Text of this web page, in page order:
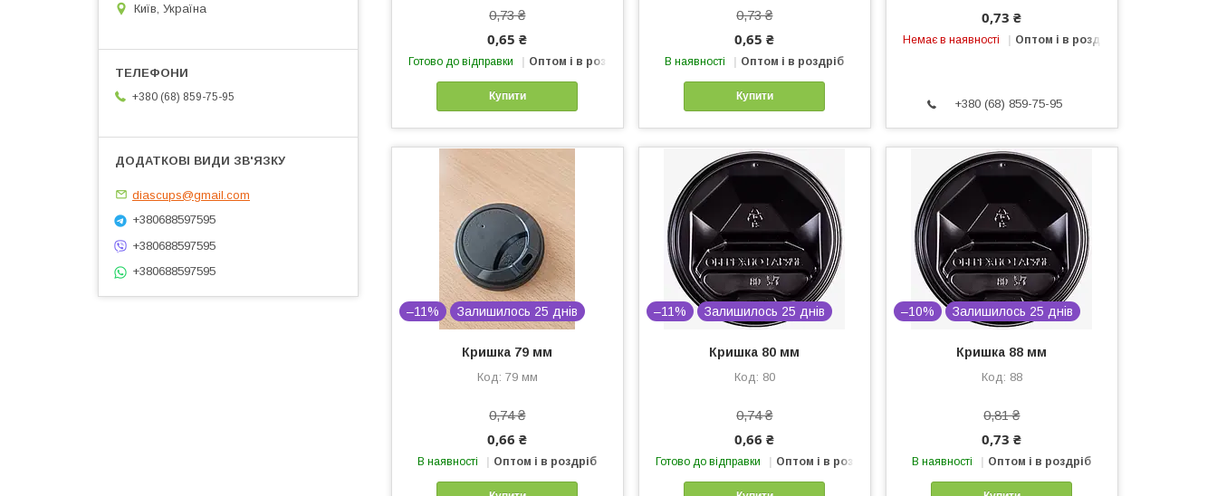
0,73 ₴
0,65 ₴
Готово до відправки Оптом і в роздріб
Купити
0,73 ₴
0,65 ₴
В наявності Оптом і в роздріб
Купити
0,73 ₴
Немає в наявності Оптом і в роздріб
+380 (68) 859-75-95
–11% Залишилось 25 днів
Кришка 79 мм
79 мм
0,74 ₴
0,66 ₴
В наявності Оптом і в роздріб
–11% Залишилось 25 днів
Кришка 80 мм
80
0,74 ₴
0,66 ₴
Готово до відправки Оптом і в роздріб
–10% Залишилось 25 днів
Кришка 88 мм
88
0,81 ₴
0,73 ₴
В наявності Оптом і в роздріб
Київ, Україна
+380 (68) 859-75-95
diascups@gmail.com
+380688597595
+380688597595
+380688597595